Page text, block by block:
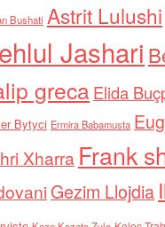
Bushati Astrit Lulushi
Jashari
grecaElida
Bytyci Ermira Babamusta
Xharra Frank
Gezim Llojdia